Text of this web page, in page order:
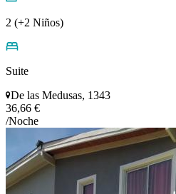
2 (+2 Niños)
Suite
De las Medusas, 1343
36,66 €
/Noche